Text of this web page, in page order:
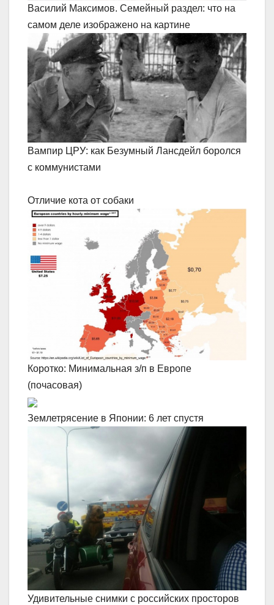
Василий Максимов. Семейный раздел: что на
самом деле изображено на картине
Вампир ЦРУ: как Безумный Лансдейл боролся
с коммунистами
Отличие кота от собаки
Коротко: Минимальная з/п в Европе
(почасовая)
Землетрясение в Японии: 6 лет спустя
Удивительные снимки с российских просторов